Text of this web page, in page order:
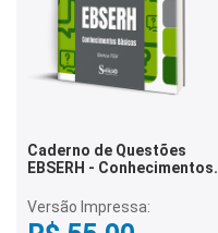
Caderno de Questões
EBSERH - Conhecimentos
Comentadas
Versão Impressa: